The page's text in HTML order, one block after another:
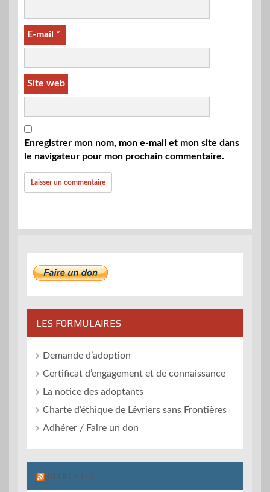
E-mail *
Site web
Enregistrer mon nom, mon e-mail et mon site dans
le navigateur pour mon prochain commentaire.
LES FORMULAIRES
Demande d’adoption
Certificat d’engagement et de connaissance
La notice des adoptants
Charte d’éthique de Lévriers sans Frontières
Adhérer / Faire un don
BLOG – LSF